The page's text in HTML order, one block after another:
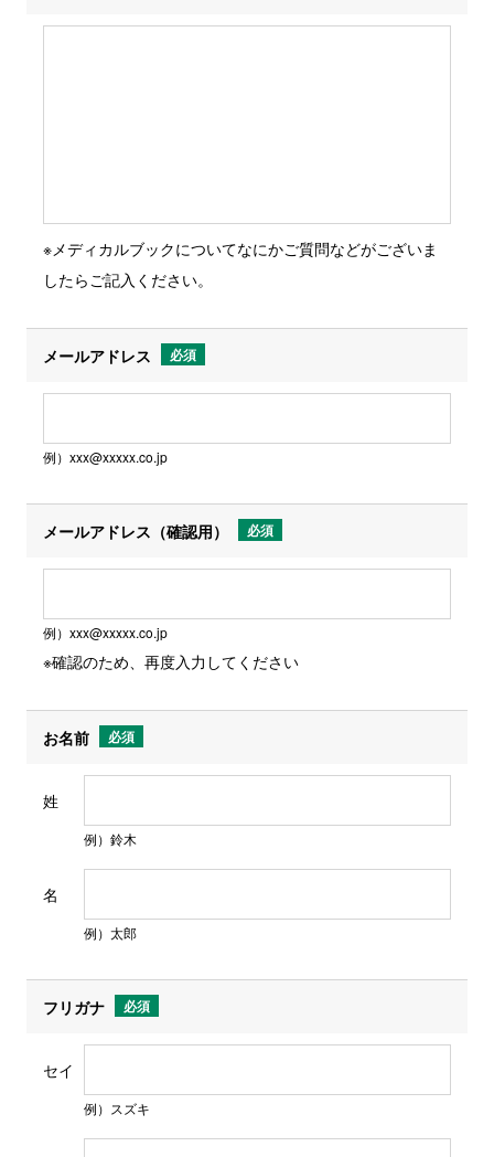
ては下記窓口で承っています。
びウェブビーコンの利用について
様が当社のウェブサイトを最適な状態でご利用
ウザの設定を変更することでクッキーおよびウ
す。
当社の個人情報の取り扱いに関するご意見・ご
【個人情報お問い合わせ窓口】
TEL.  03-5611-7800 （土・日・祝日を除く
午前8:30～午後5:30）
Email　security@alcare.co.jp
※メディカルブックについてなにかご質問などがございま
したらご記入ください。
メールアドレス 必須
例）xxx@xxxxx.co.jp
メールアドレス（確認用） 必須
例）xxx@xxxxx.co.jp
※確認のため、再度入力してください
お名前 必須
姓
例）鈴木
名
例）太郎
フリガナ 必須
セイ
例）スズキ